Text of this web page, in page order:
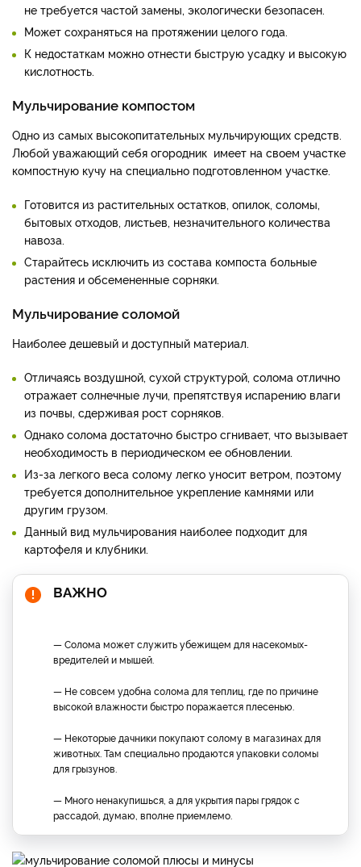
не требуется частой замены, экологически безопасен.
Может сохраняться на протяжении целого года.
К недостаткам можно отнести быструю усадку и высокую
кислотность.
Мульчирование компостом
Одно из самых высокопитательных мульчирующих средств.
Любой уважающий себя огородник имеет на своем участке
компостную кучу на специально подготовленном участке.
Готовится из растительных остатков, опилок, соломы,
бытовых отходов, листьев, незначительного количества
навоза.
Старайтесь исключить из состава компоста больные
растения и обсемененные сорняки.
Мульчирование соломой
Наиболее дешевый и доступный материал.
Отличаясь воздушной, сухой структурой, солома отлично
отражает солнечные лучи, препятствуя испарению влаги
из почвы, сдерживая рост сорняков.
Однако солома достаточно быстро сгнивает, что вызывает
необходимость в периодическом ее обновлении.
Из-за легкого веса солому легко уносит ветром, поэтому
требуется дополнительное укрепление камнями или
другим грузом.
Данный вид мульчирования наиболее подходит для
картофеля и клубники.
ВАЖНО
— Солома может служить убежищем для насекомых-
вредителей и мышей.
— Не совсем удобна солома для теплиц, где по причине
высокой влажности быстро поражается плесенью.
— Некоторые дачники покупают солому в магазинах для
животных. Там специально продаются упаковки соломы
для грызунов.
— Много ненакупишься, а для укрытия пары грядок с
рассадой, думаю, вполне приемлемо.